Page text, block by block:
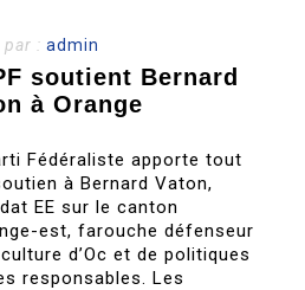
par :admin
soutient Bernard
à Orange
Fédéraliste apporte tout
à Bernard Vaton,
EE sur le canton
est, farouche défenseur
d’Oc et de politiques
responsables. Les